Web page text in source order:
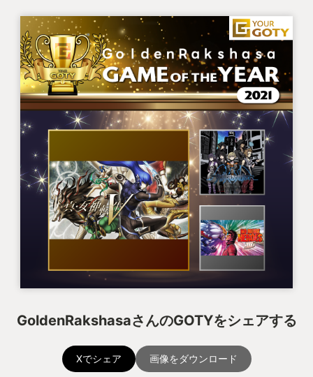
GoldenRakshasaさんのGOTYをシェアする
Xでシェア 画像をダウンロード